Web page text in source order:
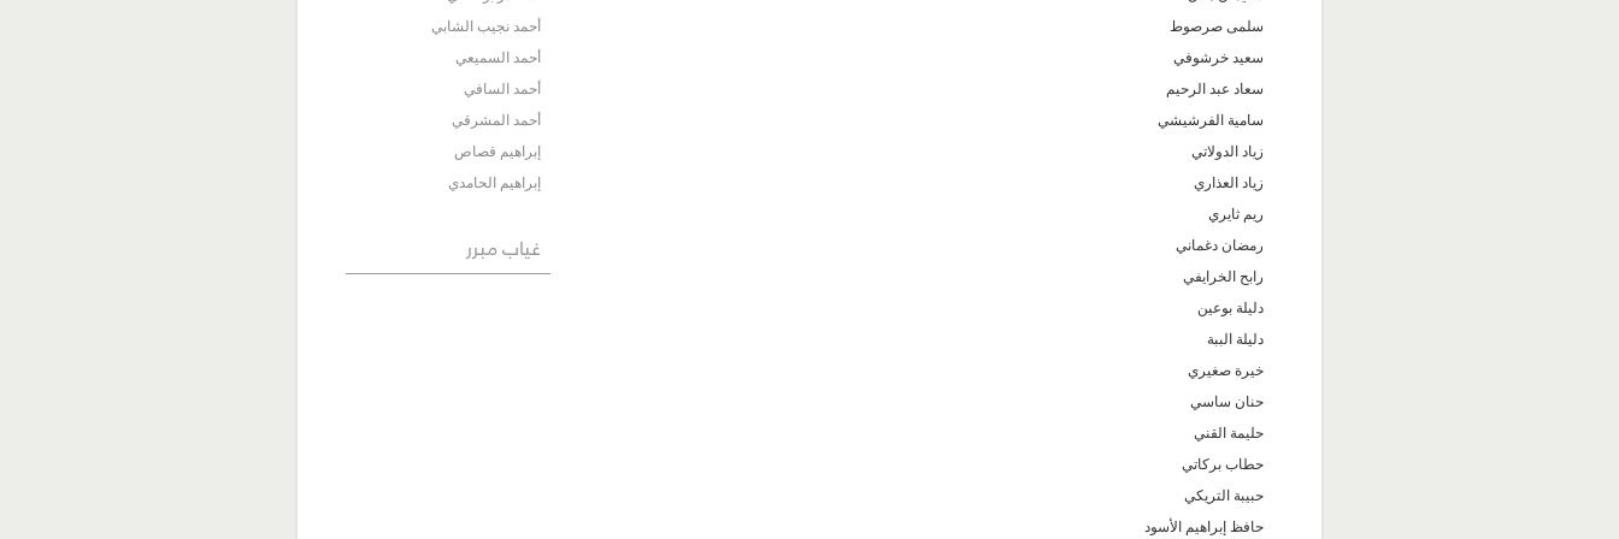
سلمى صرصوط
سعيد خرشوفي
سعاد عبد الرحيم
سامية الفرشيشي
زياد الدولاتي
زياد العذاري
ريم ثايري
رمضان دغماني
رابح الخرايفي
دليلة بوعين
دليلة الببة
خيرة صغيري
حنان ساسي
حليمة القني
حطاب بركاتي
حبيبة التريكي
حافظ إبراهيم الأسود
أحمد نجيب الشابي
أحمد السميعي
أحمد السافي
أحمد المشرقي
إبراهيم قصاص
إبراهيم الحامدي
غياب مبرر